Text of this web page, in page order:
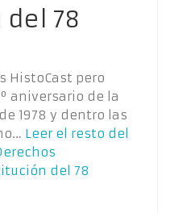
78
HistoCast pero
aniversario de la
1978 y dentro las
Leer el resto del
del 78